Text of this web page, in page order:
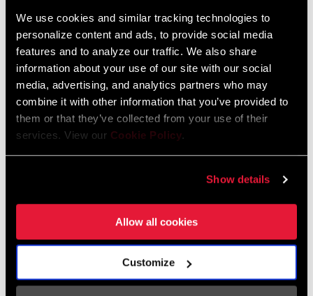
We use cookies and similar tracking technologies to
personalize content and ads, to provide social media
features and to analyze our traffic. We also share
information about your use of our site with our social
media, advertising, and analytics partners who may
combine it with other information that you’ve provided to
them or that they’ve collected from your use of their
services. View our Cookie Policy.
Show details
Allow all cookies
Customize
SRAM Tech: Routine Road Bike Check